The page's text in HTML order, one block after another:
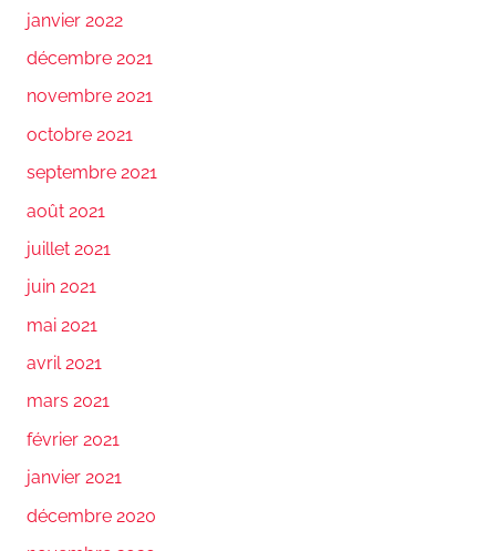
janvier 2022
décembre 2021
novembre 2021
octobre 2021
septembre 2021
août 2021
juillet 2021
juin 2021
mai 2021
avril 2021
mars 2021
février 2021
janvier 2021
décembre 2020